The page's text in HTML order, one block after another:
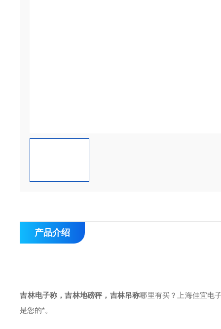
产品介绍
吉林电子称，吉林地磅秤，吉林吊称哪里有买？上海佳宜电
是您的*。